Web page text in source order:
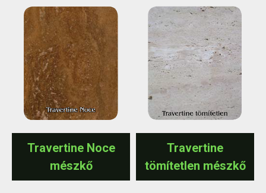
Travertine Noce
mészkő
Travertine
tömítetlen mészkő